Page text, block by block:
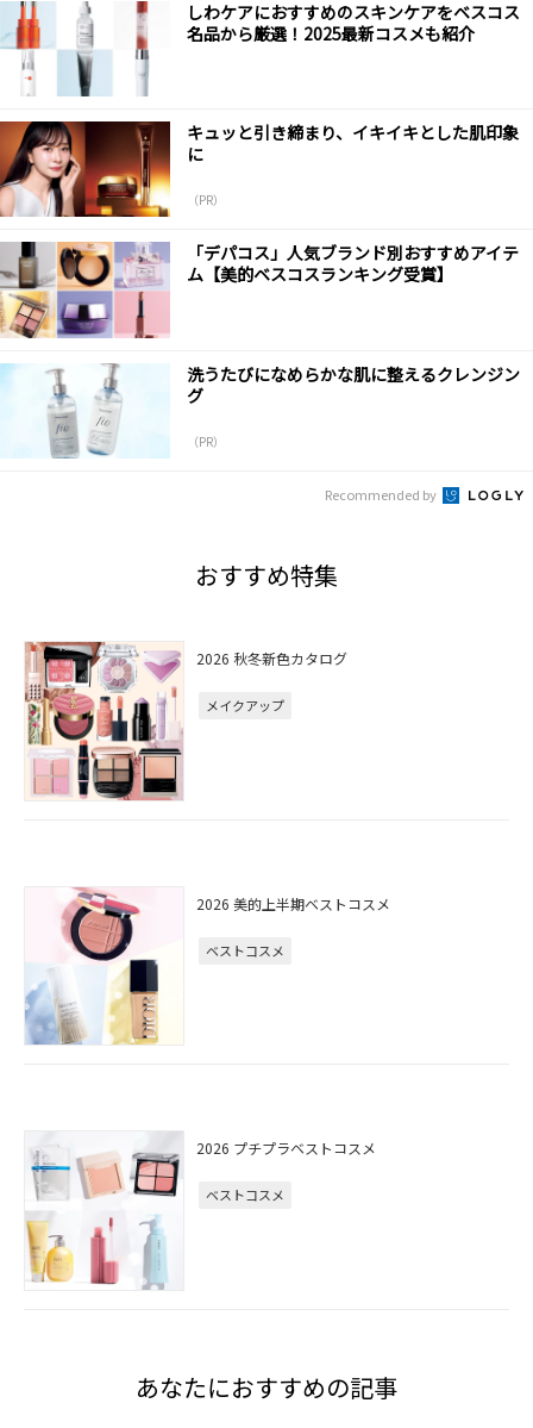
しわケアにおすすめのスキンケアをベスコス
名品から厳選！2025最新コスメも紹介
キュッと引き締まり、イキイキとした肌印象
に
（PR）
「デパコス」人気ブランド別おすすめアイテ
ム【美的ベスコスランキング受賞】
洗うたびになめらかな肌に整えるクレンジン
グ
（PR）
Recommended by
おすすめ特集
2026 秋冬新色カタログ
メイクアップ
2026 美的上半期ベストコスメ
ベストコスメ
2026 プチプラベストコスメ
ベストコスメ
あなたにおすすめの記事